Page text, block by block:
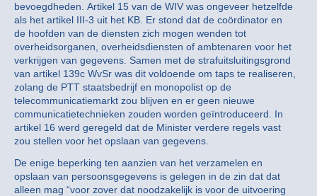
bevoegdheden. Artikel 15 van de WIV was ongeveer hetzelfde
als het artikel III-3 uit het KB. Er stond dat de coördinator en
de hoofden van de diensten zich mogen wenden tot
overheidsorganen, overheidsdiensten of ambtenaren voor het
verkrijgen van gegevens. Samen met de strafuitsluitingsgrond
van artikel 139c WvSr was dit voldoende om taps te realiseren,
zolang de PTT staatsbedrijf en monopolist op de
telecommunicatiemarkt zou blijven en er geen nieuwe
communicatietechnieken zouden worden geïntroduceerd. In
artikel 16 werd geregeld dat de Minister verdere regels vast
zou stellen voor het opslaan van gegevens.
De enige beperking ten aanzien van het verzamelen en
opslaan van persoonsgegevens is gelegen in de zin dat dat
alleen mag “voor zover dat noodzakelijk is voor de uitvoering